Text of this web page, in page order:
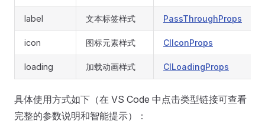
label 文本标签样式 PassThroughProps
icon 图标元素样式 ClIconProps
loading 加载动画样式 ClLoadingProps
具体使用方式如下（在 VS Code 中点击类型链接可查看
完整的参数说明和智能提示）：